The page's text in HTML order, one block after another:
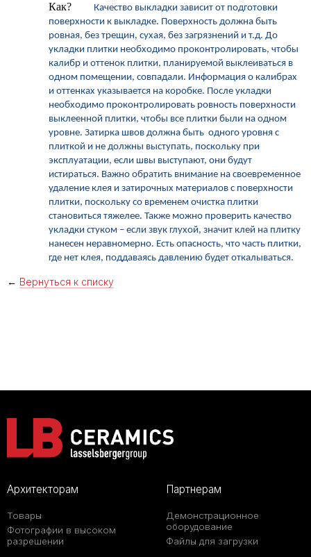
Как?
Качество выкладки зависит от подготовки
поверхности к выкладке. Поверхность должна быть
ровная, без трещин, сухая, без загрязнений и т.д. До
укладки плитки необходимо проконтролировать, чтобы
калибр и оттенок плитки, планируемой выклеиваться в
одном помещении, совпадали. Информация о калибрах
и оттенках указывается на коробке. После укладки
необходимо проконтролировать ровность поверхности
выклеенной плитки, чтобы все плитки были на одном
уровне. Затирка швов должна быть одного уровня с
плиткой и не должны выступать, поскольку при
эксплуатации, если швы выступают, они будут
истираться. Важно обратить внимание на своевременное
удаление клея и затирочных материалов с поверхности
плитки, поскольку со временем очистка плитки
становиться тяжелее. Также можно проверить качество
укладки стуком – если звук глухой, значит клей на плитку
нанесен неравномерно. Есть опасность, что часть плитки,
где нет клея, поддаваясь давлению будет откалываться.
← Вернуться к списку
Архитекторам
Товары
Фотографии в высоком
разрешении
Партнерам
Демонстрационное
оборудование
Файлы для загрузки